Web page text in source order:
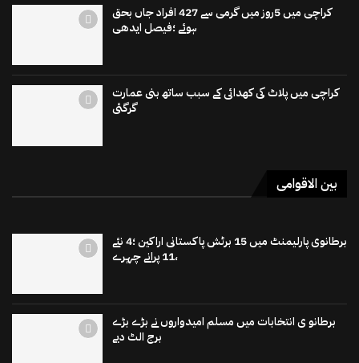
کراچی میں 5روز میں گرمی سے 427 افراد جاں بحق
ہوئے ؛فیصل ایدھی
کراچی میں پلاٹ کی کھدائی کے سبب ساتھ بنی عمارت
گرگئی
بین الاقوامی
برطانوی پارلیمنٹ میں 15 برٹش پاکستانی اراکین ؛4 نئے
،11 پرانے چہرے
برطانو ی انتخابات میں مسلم امیدواروں نے بڑے بڑے
برج الٹ دیے